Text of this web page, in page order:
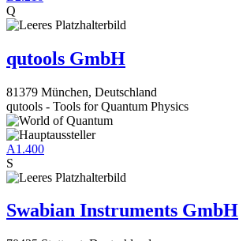
Q
qutools GmbH
81379 München, Deutschland
qutools - Tools for Quantum Physics
A1.400
S
Swabian Instruments GmbH